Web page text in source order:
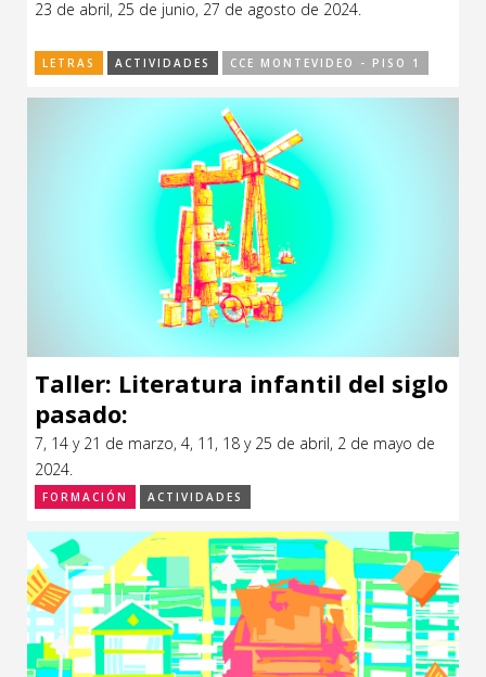
Espacio itinerante de lectura infantil
Formación
Género y Diversidad
Infantil y Juvenil
Medio Ambiente
Sin categoría
23 de abril, 25 de junio, 27 de agosto de 2024.
LETRAS ACTIVIDADES CCE MONTEVIDEO - PISO 1
Taller: Literatura infantil del siglo
pasado:
7, 14 y 21 de marzo, 4, 11, 18 y 25 de abril, 2 de mayo de
2024.
FORMACIÓN ACTIVIDADES